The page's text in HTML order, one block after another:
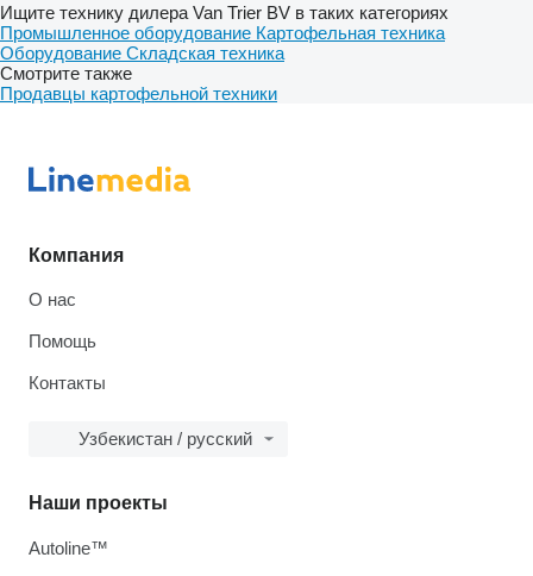
Ищите технику дилера Van Trier BV в таких категориях
Промышленное оборудование Картофельная техника
Оборудование Складская техника
Смотрите также
Продавцы картофельной техники
Компания
О нас
Помощь
Контакты
Узбекистан / русский
Наши проекты
Autoline™